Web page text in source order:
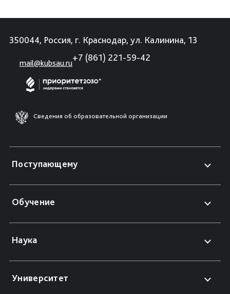
350044, Россия, г. Краснодар, ул. Калинина, 13
mail@kubsau.ru
+7 (861) 221-59-42
Сведения об образовательной организации
Поступающему
Обучение
Наука
Университет